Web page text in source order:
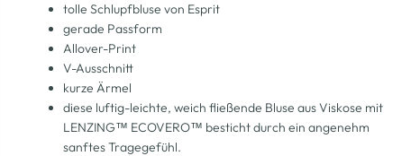
tolle Schlupfbluse von Esprit
gerade Passform
Allover-Print
V-Ausschnitt
kurze Ärmel
diese luftig-leichte, weich fließende Bluse aus Viskose mit
LENZING™ ECOVERO™ besticht durch ein angenehm
sanftes Tragegefühl.